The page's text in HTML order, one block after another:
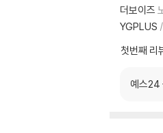
더보이즈
YGPLUS /
첫번째 리
예스24